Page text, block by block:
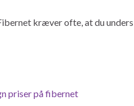
kræver ofte, at du
priser på fibernet